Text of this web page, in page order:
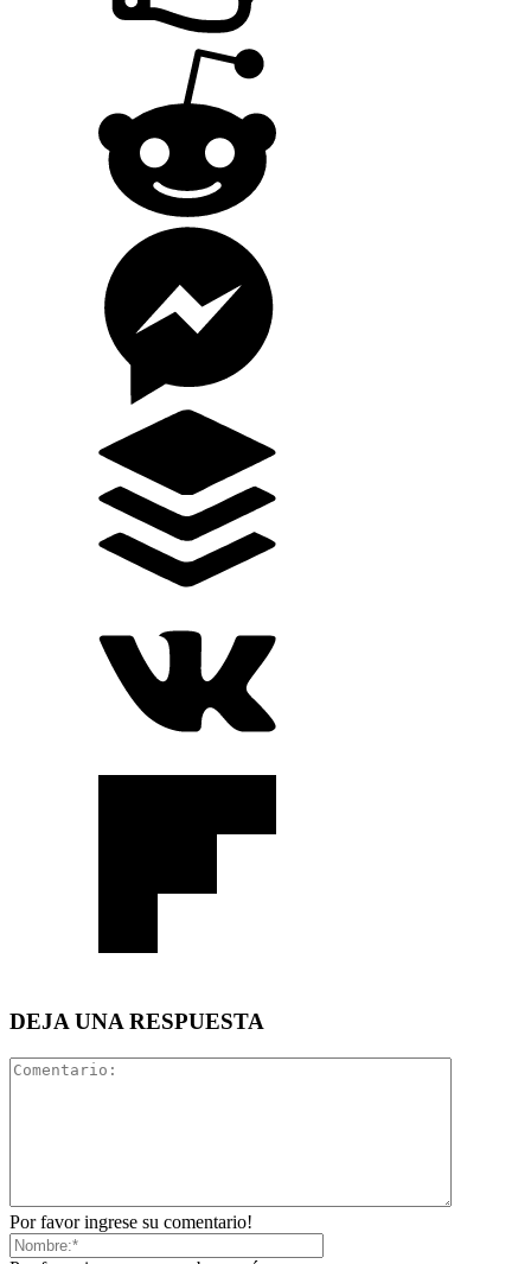
DEJA UNA RESPUESTA
Por favor ingrese su comentario!